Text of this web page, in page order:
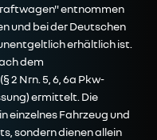
entnommen
und bei der Deutschen
erhältlich ist.
dem
2 Nrn. 5, 6, 6a Pkw-
ermittelt. Die
einzelnes Fahrzeug und
sondern dienen allein